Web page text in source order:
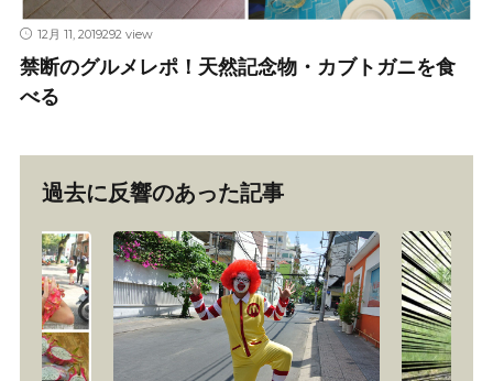
12月 11, 2019292 view
禁断のグルメレポ！天然記念物・カブトガニを食
べる
過去に反響のあった記事